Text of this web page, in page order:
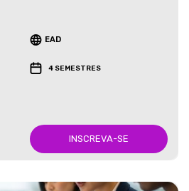
EAD
4 SEMESTRES
INSCREVA-SE